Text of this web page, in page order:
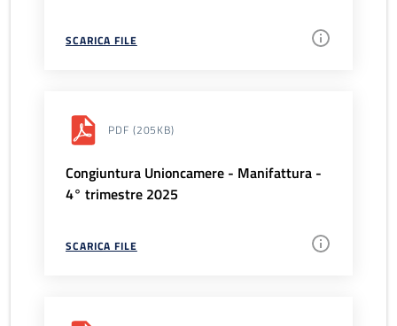
SCARICA FILE
PDF (205KB)
Congiuntura Unioncamere - Manifattura -
4° trimestre 2025
SCARICA FILE